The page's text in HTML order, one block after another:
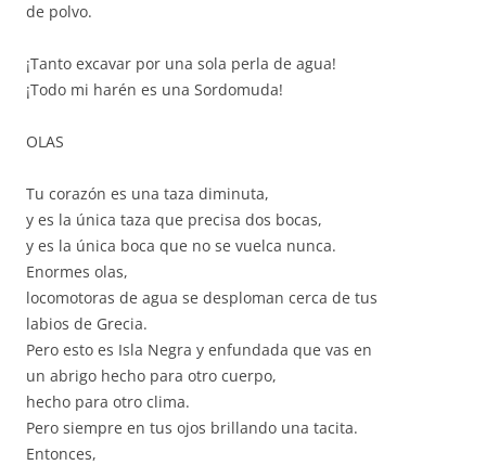
de polvo.
¡Tanto excavar por una sola perla de agua!
¡Todo mi harén es una Sordomuda!
OLAS
Tu corazón es una taza diminuta,
y es la única taza que precisa dos bocas,
y es la única boca que no se vuelca nunca.
Enormes olas,
locomotoras de agua se desploman cerca de tus
labios de Grecia.
Pero esto es Isla Negra y enfundada que vas en
un abrigo hecho para otro cuerpo,
hecho para otro clima.
Pero siempre en tus ojos brillando una tacita.
Entonces,